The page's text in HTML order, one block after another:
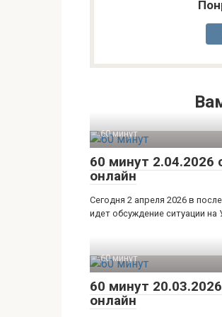
60 минут
60 минут 2.04.2026
онлайн
Сегодня 2 апреля 2026 в
идет обсуждение ситуации на
60 минут
60 минут
онлайн